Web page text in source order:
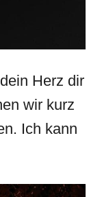
Herz dir
wir kurz
Ich kann